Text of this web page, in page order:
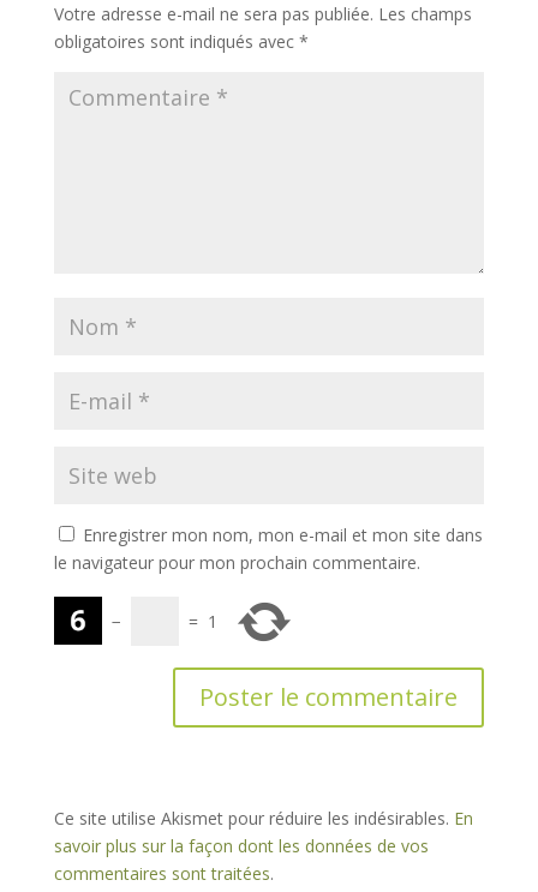
Votre adresse e-mail ne sera pas publiée. Les champs
obligatoires sont indiqués avec *
Enregistrer mon nom, mon e-mail et mon site dans
le navigateur pour mon prochain commentaire.
− = 1
Ce site utilise Akismet pour réduire les indésirables. En
savoir plus sur la façon dont les données de vos
commentaires sont traitées.